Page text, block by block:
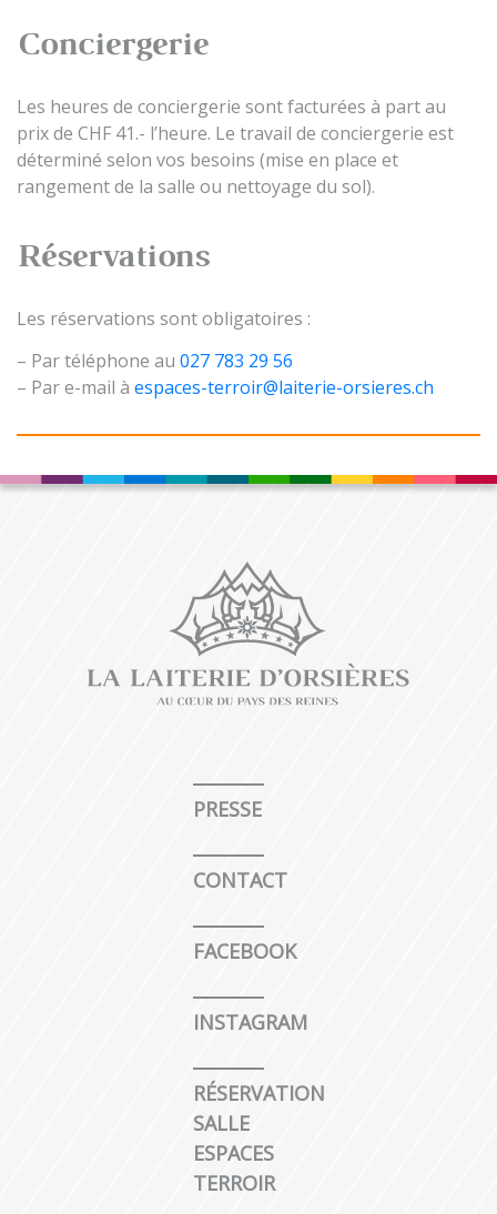
Conciergerie
Les heures de conciergerie sont facturées à part au
prix de CHF 41.- l’heure. Le travail de conciergerie est
déterminé selon vos besoins (mise en place et
rangement de la salle ou nettoyage du sol).
Réservations
Les réservations sont obligatoires :
– Par téléphone au 027 783 29 56
– Par e-mail à espaces-terroir@laiterie-orsieres.ch
PRESSE
CONTACT
FACEBOOK
INSTAGRAM
RÉSERVATION
SALLE
ESPACES
TERROIR